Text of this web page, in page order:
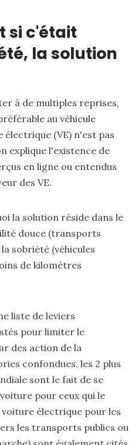
si c'était
la solution
à de multiples reprises,
au véhicule
électrique (VE) n'est pas
explique l'existence de
en ligne ou entendus
des VE.
la solution réside dans le
douce (transports
sobriété (véhicules
de kilomètres
liste de leviers
pour limiter le
des action de la
confondues, les 2 plus
sont le fait de se
pour ceux qui le
voiture électrique pour les
les transports publics ou